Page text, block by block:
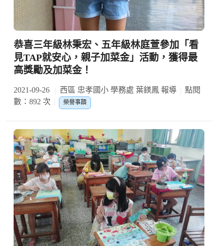
恭喜三年級林秉宏、五年級林庭萱參加「看
見TAP就安心，親子加菜金」活動，獲得最
高獎勵及加菜金！
2021-09-26 西區 忠孝國小 學務處 葉鎂鳳 報導
點閱
數：892 次
榮譽事蹟